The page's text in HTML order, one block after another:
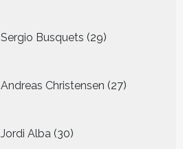
Sergio Busquets 29
producten
Andreas Christensen 27
producten
Jordi Alba 30
producten